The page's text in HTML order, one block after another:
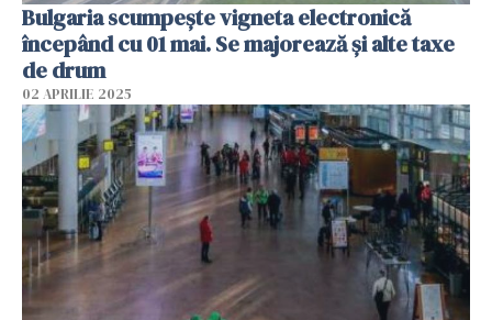
Bulgaria scumpește vigneta electronică
începând cu 01 mai. Se majorează și alte taxe
de drum
02 APRILIE 2025